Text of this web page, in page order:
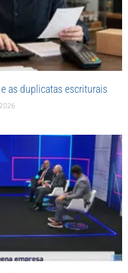
as duplicatas escriturais